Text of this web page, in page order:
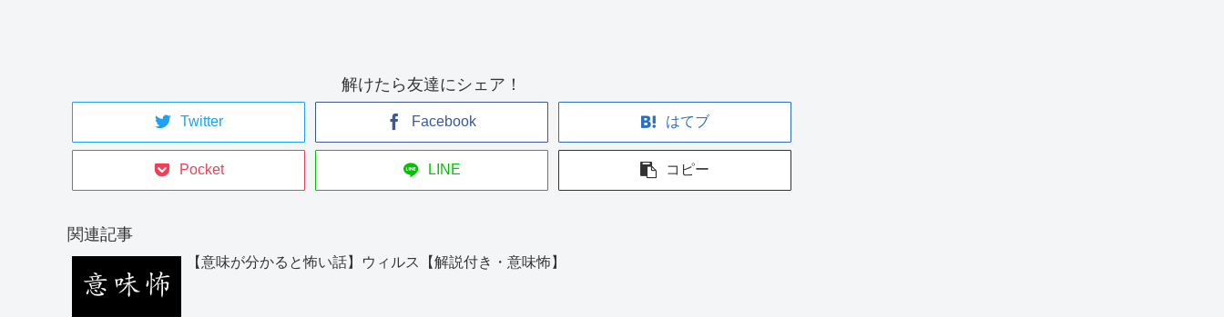
解けたら友達にシェア！
Twitter Facebook はてブ
Pocket LINE コピー
関連記事
【意味が分かると怖い話】ウィルス【解説付き・意味怖】